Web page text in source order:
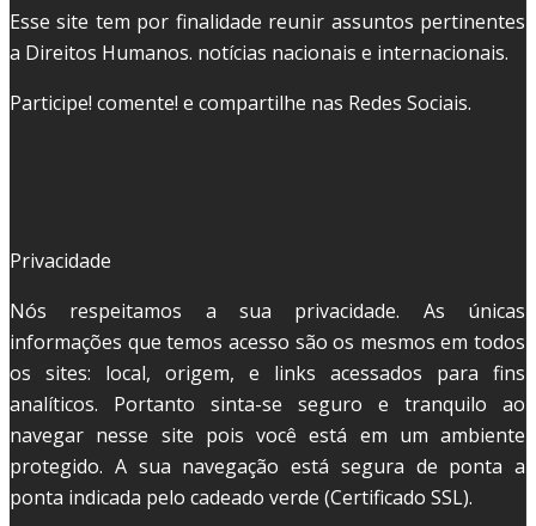
Esse site tem por finalidade reunir assuntos pertinentes
a Direitos Humanos. notícias nacionais e internacionais.
Participe! comente! e compartilhe nas Redes Sociais.
Privacidade
Nós respeitamos a sua privacidade. As únicas
informações que temos acesso são os mesmos em todos
os sites: local, origem, e links acessados para fins
analíticos. Portanto sinta-se seguro e tranquilo ao
navegar nesse site pois você está em um ambiente
protegido. A sua navegação está segura de ponta a
ponta indicada pelo cadeado verde (Certificado SSL).